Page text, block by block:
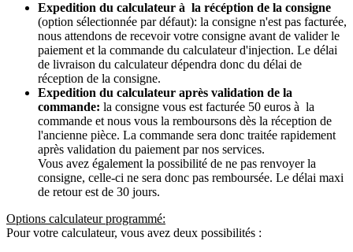
Expedition du calculateur à la récéption de la consigne
(option sélectionnée par défaut): la consigne n'est pas facturée,
nous attendons de recevoir votre consigne avant de valider le
paiement et la commande du calculateur d'injection. Le délai
de livraison du calculateur dépendra donc du délai de
réception de la consigne.
Expedition du calculateur après validation de la
commande: la consigne vous est facturée 50 euros à la
commande et nous vous la remboursons dès la réception de
l'ancienne pièce. La commande sera donc traitée rapidement
après validation du paiement par nos services.
Vous avez également la possibilité de ne pas renvoyer la
consigne, celle-ci ne sera donc pas remboursée. Le délai maxi
de retour est de 30 jours.
Options calculateur programmé:
Pour votre calculateur, vous avez deux possibilités :